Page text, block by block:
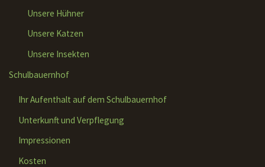
Unsere Hühner
Unsere Katzen
Unsere Insekten
Schulbauernhof
Ihr Aufenthalt auf dem Schulbauernhof
Unterkunft und Verpflegung
Impressionen
Kosten